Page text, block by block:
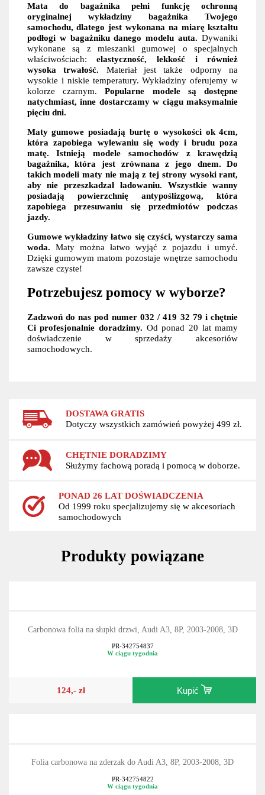
Mata do bagażnika pełni funkcję ochronną
oryginalnej wykładziny bagażnika Twojego
samochodu, dlatego jest wykonana na miarę kształtu
podłogi w bagażniku danego modelu auta. Dywaniki
wykonane są z mieszanki gumowej o specjalnych
właściwościach:elastyczność, lekkość i również
wysoka trwałość. Materiał jest także odporny na
wysokie i niskie temperatury. Wykładziny oferujemy w
kolorze czarnym.Popularne modele są dostępne
natychmiast, inne dostarczamy w ciągu maksymalnie
pięciu dni.
Maty gumowe posiadają burtę o wysokości ok 4cm,
która zapobiega wylewaniu się wody i brudu poza
matę. Istnieją modele samochodów z krawędzią
bagażnika, która jest zrównana z jego dnem. Do
takich modeli maty nie mają z tej strony wysoki rant,
aby nie przeszkadzał ładowaniu. Wszystkie wanny
posiadają powierzchnię antypoślizgową, która
zapobiega przesuwaniu się przedmiotów podczas
jazdy.
Gumowe wykładziny łatwo się czyści, wystarczy sama
woda. Maty można łatwo wyjąć z pojazdu i umyć.
Dzięki gumowym matom pozostaje wnętrze samochodu
zawsze czyste!
Potrzebujesz pomocy w wyborze?
Zadzwoń do nas pod numer 032 / 419 32 79 i chętnie
Ci profesjonalnie doradzimy. Od ponad 20 lat mamy
doświadczenie w sprzedaży akcesoriów
samochodowych.
DOSTAWA GRATIS
Dotyczy wszystkich zamówień powyżej 499 zł.
CHĘTNIE DORADZIMY
Służymy fachową poradą i pomocą w doborze.
PONAD 26 LAT DOŚWIADCZENIA
Od 1999 roku specjalizujemy się w akcesoriach
samochodowych
Produkty powiązane
Carbonowa folia na słupki drzwi, Audi A3, 8P, 2003-2008, 3D
PR-342754837
W ciągu tygodnia
124,- zł Kupić
Folia carbonowa na zderzak do Audi A3, 8P, 2003-2008, 3D
PR-342754822
W ciągu tygodnia